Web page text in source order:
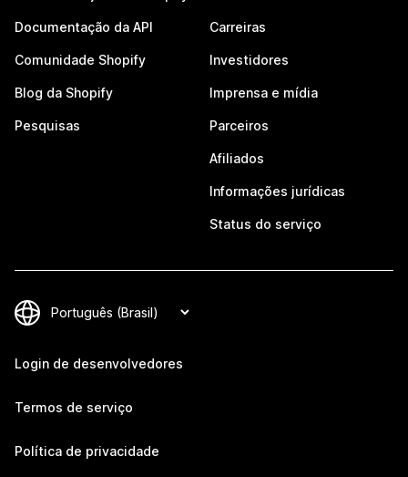
Documentação da API
Comunidade Shopify
Blog da Shopify
Pesquisas
Carreiras
Investidores
Imprensa e mídia
Parceiros
Afiliados
Informações jurídicas
Status do serviço
Login de desenvolvedores
Termos de serviço
Política de privacidade